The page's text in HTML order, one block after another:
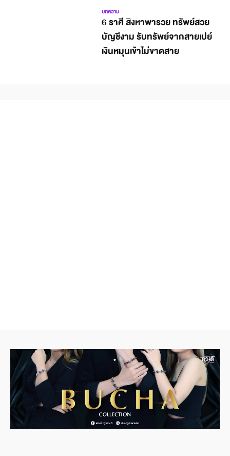
บทความ
6 ราศี สิงหาพารวย ทรัพย์สวย
บัญชีงาม รับทรัพย์จากสายเปย์
เงินหมุนเข้าไม่ขาดสาย